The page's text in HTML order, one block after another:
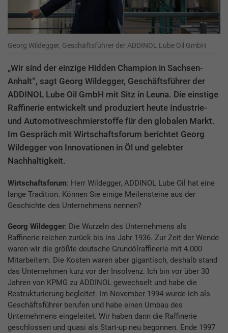
Georg Wildegger, Geschäftsführer der ADDINOL Lube Oil GmbH
„Wir sind der einzige Hidden Champion in Sachsen-
Anhalt“, sagt Georg Wildegger, Geschäftsführer der
ADDINOL Lube Oil GmbH mit Sitz in Leuna. Die einstige
Raffinerie entwickelt und produziert heute Industrie-
und Automotiveschmierstoffe für den globalen Markt.
Im Gespräch mit Wirtschaftsforum berichtet Georg
Wildegger von Innovationen in Öl und gelebter
Nachhaltigkeit.
Wirtschaftsforum: Herr Wildegger, ADDINOL Lube Oil hat eine
lange Tradition. Können Sie einige Meilensteine aus der
Geschichte des Unternehmens nennen?
Georg Wildegger: Die Wurzeln des Unternehmens als
Raffinerie reichen zurück bis ins Jahr 1936. Zur Zeit der Wende
waren wir die größte deutsche Grundölraffinerie mit 4.000
Mitarbeitern. Die Kosten waren aber gigantisch, deshalb stand
das Unternehmen kurz vor der Insolvenz. Ich bin vor über 30
Jahren von KPMG zu ADDINOL gewechselt und habe die
Restrukturierung begleitet. Im November 1994 wurde ich als
Geschäftsführer berufen und habe einen Umbau des
Unternehmens eingeleitet. Wir haben dann die Raffinerie
geschlossen und quasi als Start-up neu begonnen. Ende 1997